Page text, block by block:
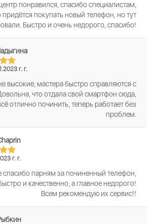
понравился, спасибо специалистам,
покупать новый телефон, но тут
Быстро и очень недорого, спасибо!
г. г.
высокие, мастера быстро справляются с
что отдала свой смартфон сюда,
отлично починить, теперь работает без
проблем.
г. г.
спасибо парням за починенный телефон,
и качественно, а главное недорого!
Всем рекомендую их сервис!!